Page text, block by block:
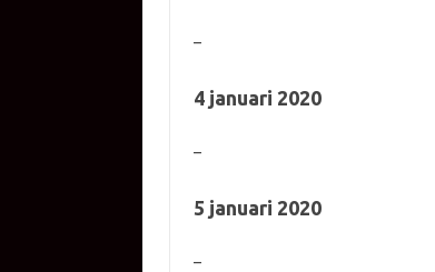
–
4 januari 2020
–
5 januari 2020
–